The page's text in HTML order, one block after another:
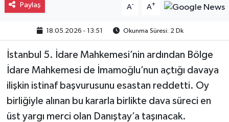
Paylaş A- A+
18.05.2026 - 13:51 Okunma Süresi: 2 Dk
İstanbul 5. İdare Mahkemesi’nin ardından Bölge
İdare Mahkemesi de İmamoğlu’nun açtığı davaya
ilişkin istinaf başvurusunu esastan reddetti. Oy
birliğiyle alınan bu kararla birlikte dava süreci en
üst yargı merci olan Danıştay’a taşınacak.